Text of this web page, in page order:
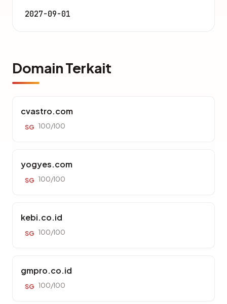
2027-09-01
Domain Terkait
cvastro.com
SG 100/100
yogyes.com
SG 100/100
kebi.co.id
SG 100/100
gmpro.co.id
SG 100/100